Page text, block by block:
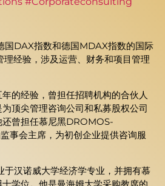
国DAX指数和德国MDAX指数的国际
经验，涉及运营、财务和项目管理
的经验，曾担任招聘机构的合伙人
顶尖管理咨询公司和私募股权公司
曾担任慕尼黑DROMOS-
事会主席，为初创企业提供咨询服
于汉诺威大学经济学专业，并拥有慕